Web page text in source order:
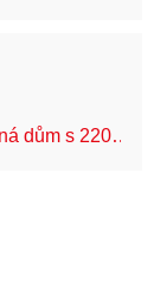
dům s 220…